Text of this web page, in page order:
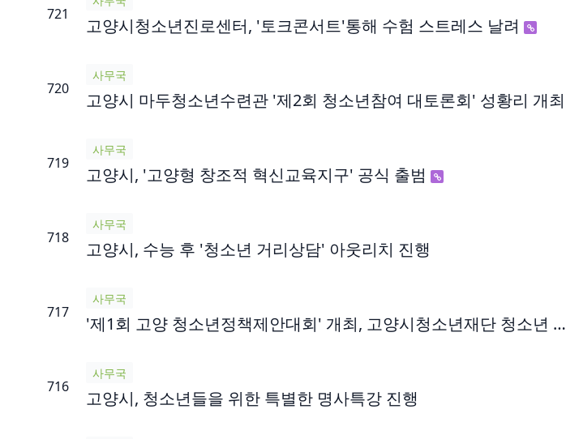
721
고양시청소년진로센터, '토크콘서트'통해 수험 스트레스 날려
720
사무국
고양시 마두청소년수련관 '제2회 청소년참여 대토론회' 성황리 개최
719
사무국
고양시, '고양형 창조적 혁신교육지구' 공식 출범
718
사무국
고양시, 수능 후 '청소년 거리상담' 아웃리치 진행
717
사무국
'제1회 고양 청소년정책제안대회' 개최, 고양시청소년재단 청소년 …
716
사무국
고양시, 청소년들을 위한 특별한 명사특강 진행